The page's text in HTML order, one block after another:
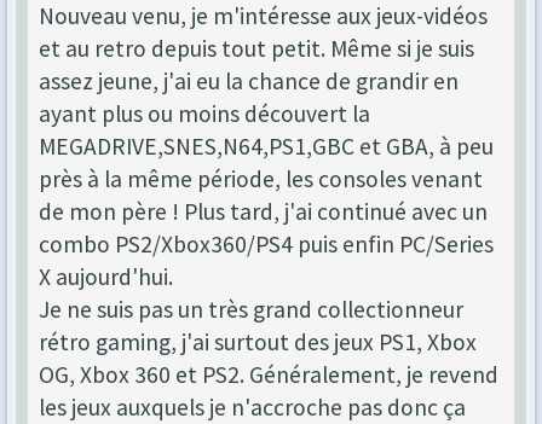
Nouveau venu, je m'intéresse aux jeux-vidéos
et au retro depuis tout petit. Même si je suis
assez jeune, j'ai eu la chance de grandir en
ayant plus ou moins découvert la
MEGADRIVE,SNES,N64,PS1,GBC et GBA, à peu
près à la même période, les consoles venant
de mon père ! Plus tard, j'ai continué avec un
combo PS2/Xbox360/PS4 puis enfin PC/Series
X aujourd'hui.
Je ne suis pas un très grand collectionneur
rétro gaming, j'ai surtout des jeux PS1, Xbox
OG, Xbox 360 et PS2. Généralement, je revend
les jeux auxquels je n'accroche pas donc ça